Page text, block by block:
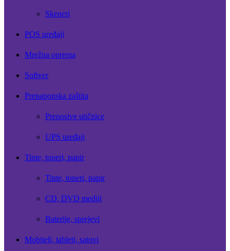
Skeneri
POS uređaji
Mrežna oprema
Softver
Prenaponska zaštita
Prenosive utičnice
UPS uređaji
Tinte, toneri, papir
Tinte, toneri, papir
CD, DVD mediji
Baterije, sprejevi
Mobiteli, tableti, satovi